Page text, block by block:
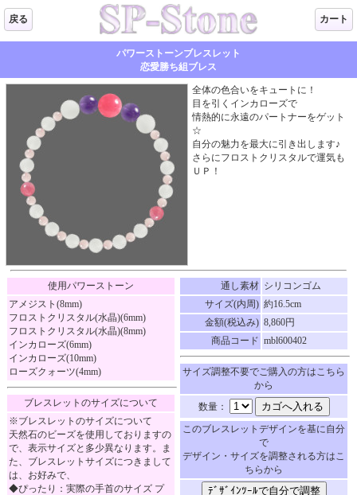
戻る カート
パワーストーンブレスレット
恋愛勝ち組ブレス
全体の色合いをキュートに！
目を引くインカローズで
情熱的に永遠のパートナーをゲット
☆
自分の魅力を最大に引き出します♪
さらにフロストクリスタルで運気も
ＵＰ！
使用パワーストーン
アメジスト(8mm)
フロストクリスタル(水晶)(6mm)
フロストクリスタル(水晶)(8mm)
インカローズ(6mm)
インカローズ(10mm)
ローズクォーツ(4mm)
ブレスレットのサイズについて
※ブレスレットのサイズについて
天然石のビーズを使用しておりますの
で、表示サイズと多少異なります。ま
た、ブレスレットサイズにつきまして
は、お好みで、
◆ぴったり：実際の手首のサイズ プ
通し素材 シリコンゴム
サイズ(内周) 約16.5cm
金額(税込み) 8,860円
商品コード mbl600402
サイズ調整不要でご購入の方はこちら
から
数量：
このブレスレットデザインを基に自分
で
デザイン・サイズを調整される方はこ
ちらから